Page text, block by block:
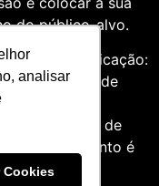
analisar
Cookies
do público-alvo.
de comunicação:
por meio de
de seguros,
diversificado, de
para o segmento é
para o